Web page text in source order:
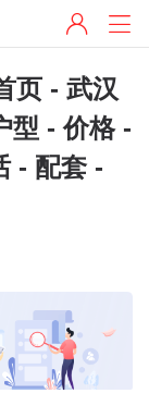
页 - 武汉
型 - 价格 -
- 配套 -